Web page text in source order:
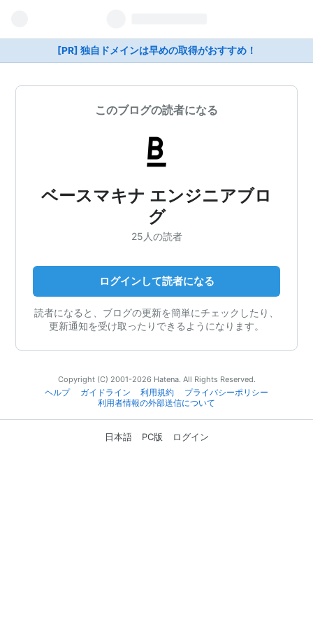
[PR] 独自ドメインは早めの取得がおすすめ！
このブログの読者になる
ベースマキナ エンジニアブロ
グ
25人の読者
ログインして読者になる
読者になると、ブログの更新を簡単にチェックしたり、
更新通知を受け取ったりできるようになります。
Copyright (C) 2001-2026 Hatena. All Rights Reserved.
ヘルプ
ガイドライン 利用規約
プライバシーポリシー
利用者情報の外部送信について
日本語 PC版 ログイン